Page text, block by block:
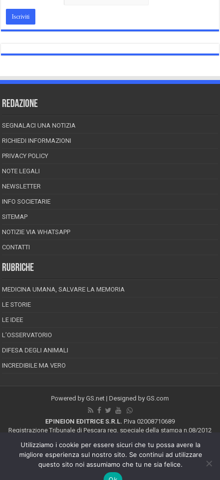
REDAZIONE
SEGNALACI UNA NOTIZIA
RICHIEDI INFORMAZIONI
PRIVACY POLICY
NOTE LEGALI
NEWSLETTER
INFO SOCIETARIE
SITEMAP
NOTIZIE VIA WHATSAPP
CONTATTI
RUBRICHE
MEDICINA UMANA, SALVARE LA MEMORIA
LE STORIE
LE IDEE
L’OSSERVATORIO
DIFESA DEGLI ANIMALI
INCREDIBILE MA VERO
Powered by GS.net | Designed by GS.com
EPINEION EDITRICE S.R.L. P.Iva 02008710689
Registrazione Tribunale di Pescara reg. speciale della stampa n.08/2012
Iscrizione al ROC n.22607
Riproduzione riservata © Copyright 2026, All Rights Reserved
Utilizziamo i cookie per essere sicuri che tu possa avere la
migliore esperienza sul nostro sito. Se continui ad utilizzare
questo sito noi assumiamo che tu ne sia felice.